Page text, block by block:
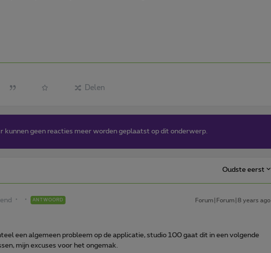
Delen
kunnen geen reacties meer worden geplaatst op dit onderwerp.
Oudste eerst
ANTWOORD Forum|Forum|8 years ago
een algemeen probleem op de applicatie, studio 100 gaat dit in een volgende
mijn excuses voor het ongemak.